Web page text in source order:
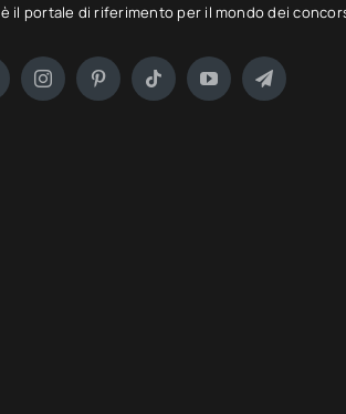
è il portale di riferimento per il mondo dei